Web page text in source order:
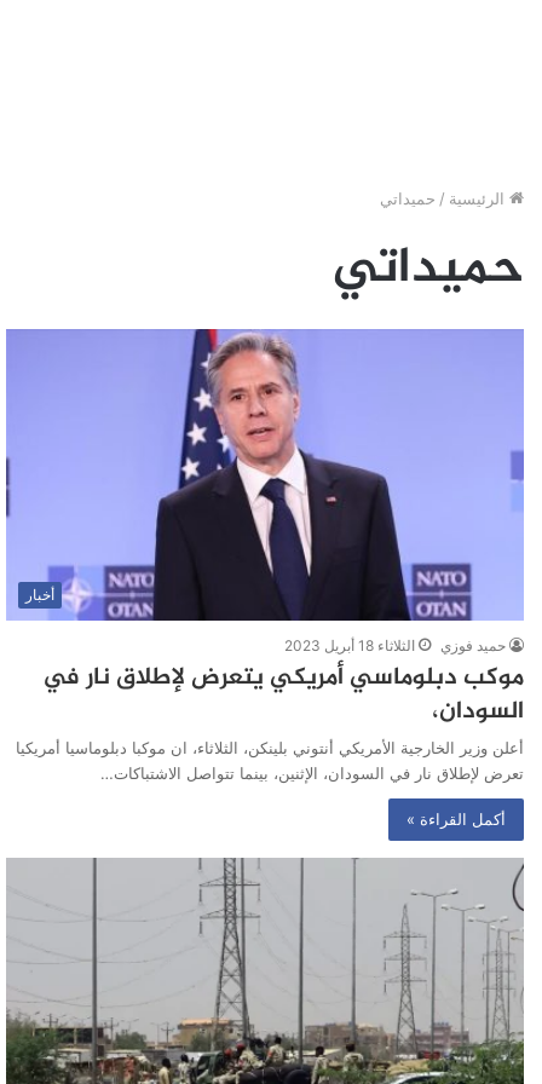
الرئيسية / حميداتي
حميداتي
أخبار
حميد فوزي الثلاثاء 18 أبريل 2023
موكب دبلوماسي أمريكي يتعرض لإطلاق نار في
السودان،
أعلن وزير الخارجية الأمريكي أنتوني بلينكن، الثلاثاء، ان موكبا دبلوماسيا أمريكيا
تعرض لإطلاق نار في السودان، الإثنين، بينما تتواصل الاشتباكات…
أكمل القراءة »